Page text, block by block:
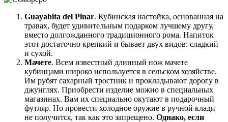
Guayabita del Pinar. Кубинская настойка, основанная на
травах, будет удивительным подарком лучшему другу,
вместо долгожданного традиционного рома. Напиток
этот достаточно крепкий и бывает двух видов: сладкий
и сухой.
Мачете. Всем известный длинный нож мачете
кубинцами широко используется в сельском хозяйстве.
Им рубят сахарный тростник и прокладывают дорогу в
джунглях. Приобрести изделие можно в специальных
магазинах. Вам их специально окутают в подарочный
футляр. Но провести холодное оружие в ручной клади
не получится, так как это запрещено. Однако, если